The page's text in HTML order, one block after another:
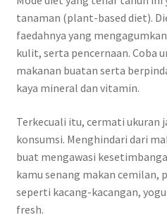
tanaman (plant-based diet).
faedahnya yang
kulit, serta pencernaan. Coba
makanan buatan serta
kaya mineral dan vitamin.
Terkecuali itu, cermati ukuran
konsumsi. Menghindari dari
buat mengawasi
kamu senang makan cemilan,
seperti kacang-kacangan,
fresh.